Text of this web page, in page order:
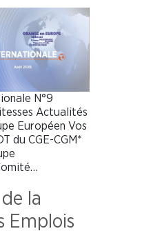
N°9
Actualités
Européen Vos
du CGE-CGM*
la
Emplois